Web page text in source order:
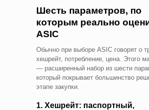
Шесть параметров, по
которым реально
ASIC
Обычно при выборе ASIC говорят о
хешрейт, потребление, цена. Этого
— расширенный набор из шести
который покрывает большинство
этапе закупки.
1. Хешрейт: паспортный,